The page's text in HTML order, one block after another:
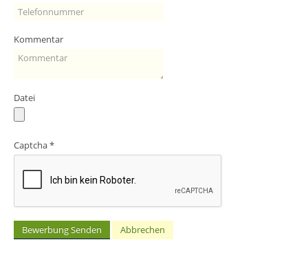
Kommentar
Datei
Captcha*
Bewerbung Senden Abbrechen